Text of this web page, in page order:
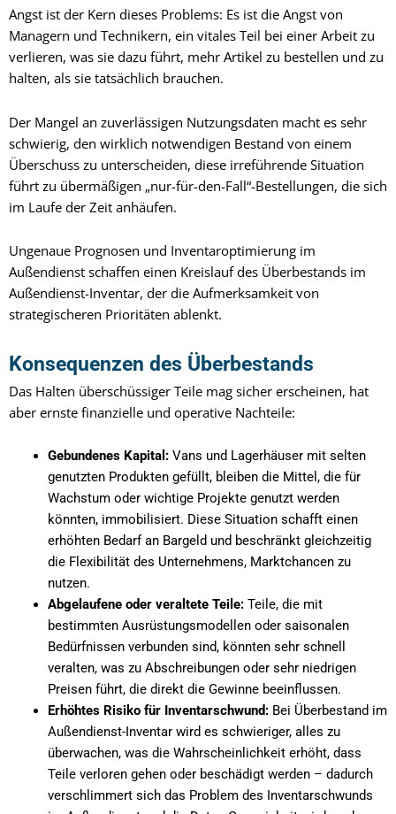
Angst ist der Kern dieses Problems: Es ist die Angst von
Managern und Technikern, ein vitales Teil bei einer Arbeit zu
verlieren, was sie dazu führt, mehr Artikel zu bestellen und zu
halten, als sie tatsächlich brauchen.
Der Mangel an zuverlässigen Nutzungsdaten macht es sehr
schwierig, den wirklich notwendigen Bestand von einem
Überschuss zu unterscheiden, diese irreführende Situation
führt zu übermäßigen „nur-für-den-Fall“-Bestellungen, die sich
im Laufe der Zeit anhäufen.
Ungenaue Prognosen und Inventaroptimierung im
Außendienst schaffen einen Kreislauf des Überbestands im
Außendienst-Inventar, der die Aufmerksamkeit von
strategischeren Prioritäten ablenkt.
Konsequenzen des Überbestands
Das Halten überschüssiger Teile mag sicher erscheinen, hat
aber ernste finanzielle und operative Nachteile:
Gebundenes Kapital:Vans und Lagerhäuser mit selten
genutzten Produkten gefüllt, bleiben die Mittel, die für
Wachstum oder wichtige Projekte genutzt werden
könnten, immobilisiert. Diese Situation schafft einen
erhöhten Bedarf an Bargeld und beschränkt gleichzeitig
die Flexibilität des Unternehmens, Marktchancen zu
nutzen.
Abgelaufene oder veraltete Teile:Teile, die mit
bestimmten Ausrüstungsmodellen oder saisonalen
Bedürfnissen verbunden sind, könnten sehr schnell
veralten, was zu Abschreibungen oder sehr niedrigen
Preisen führt, die direkt die Gewinne beeinflussen.
Erhöhtes Risiko für Inventarschwund:Bei Überbestand im
Außendienst-Inventar wird es schwieriger, alles zu
überwachen, was die Wahrscheinlichkeit erhöht, dass
Teile verloren gehen oder beschädigt werden – dadurch
verschlimmert sich das Problem des Inventarschwunds